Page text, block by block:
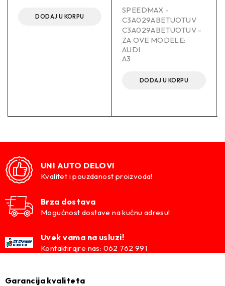
DODAJ U KORPU
SPEEDMAX -
C3A029ABETUOTUV
C3A029ABETUOTUV -
ZA OVE MODELE:
AUDI
A3
DODAJ U KORPU
UNI AUTO DELOVI
Kvalitet i pouzdanost proizvoda!
Brza dostava
Mogućnost dostave na kućnu adresu!
Uvek vama na usluzi!
Kontaktirajre nas: 062 762 991
Garancija kvaliteta